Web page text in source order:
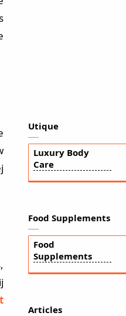
Utique
Luxury Body
Care
Food Supplements
Food
Supplements
Articles